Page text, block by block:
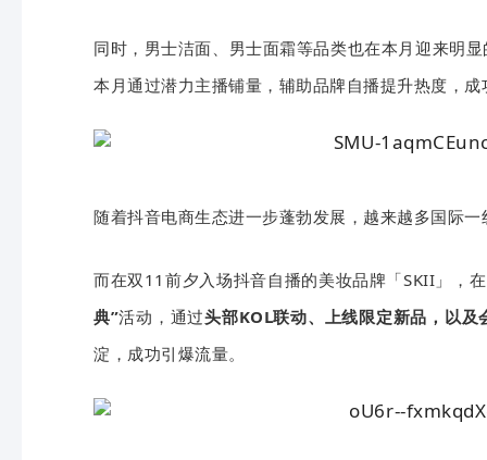
同时，男士洁面、男士面霜等品类也在本月迎来明
本月通过潜力主播铺量，辅助品牌自播提升热度，
随着抖音电商生态进一步蓬勃发展，越来越多国际
而在双11前夕入场抖音自播的美妆品牌「SKII」，
典”活动，通过头部KOL联动、上线限定新品，以及
淀，成功引爆流量。